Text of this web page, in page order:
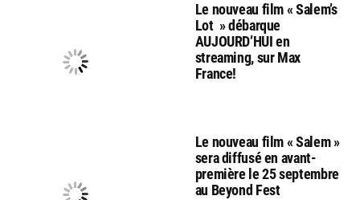
Le nouveau film « Salem’s
Lot » débarque
AUJOURD’HUI en
streaming, sur Max
France!
Le nouveau film « Salem »
sera diffusé en avant-
première le 25 septembre
au Beyond Fest